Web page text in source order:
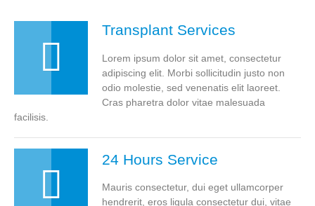
Transplant Services
Lorem ipsum dolor sit amet, consectetur
adipiscing elit. Morbi sollicitudin justo non
odio molestie, sed venenatis elit laoreet.
Cras pharetra dolor vitae malesuada
facilisis.
24 Hours Service
Mauris consectetur, dui eget ullamcorper
hendrerit, eros ligula consectetur dui, vitae